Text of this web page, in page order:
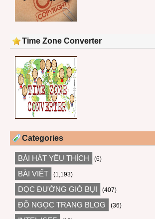
Time Zone Converter
Categories
BÀI HÁT YÊU THÍCH (6)
BÀI VIẾT (1,193)
DỌC ĐƯỜNG GIÓ BỤI (407)
ĐỖ NGỌC TRANG BLOG (36)